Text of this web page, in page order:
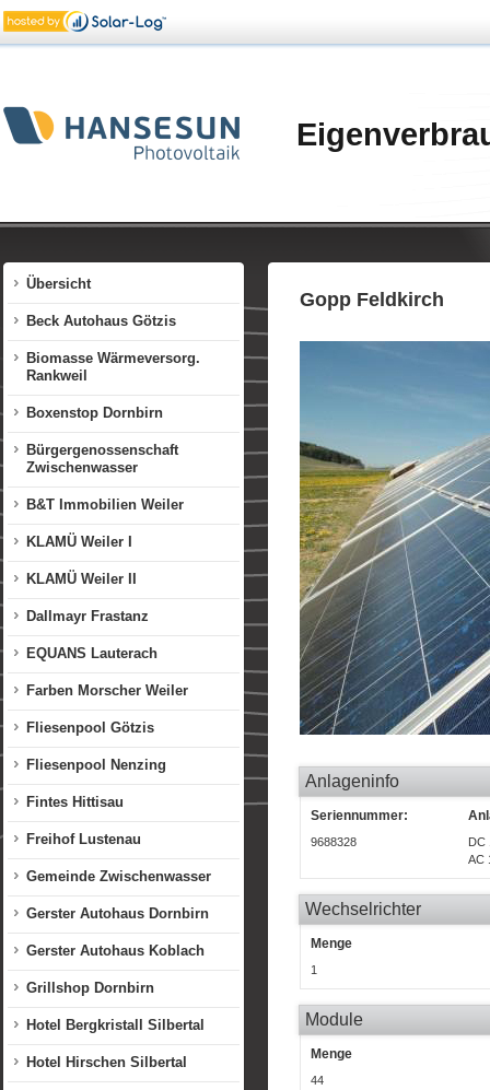
Übersicht
Beck Autohaus Götzis
Biomasse Wärmeversorg.
Rankweil
Boxenstop Dornbirn
Bürgergenossenschaft
Zwischenwasser
B&T Immobilien Weiler
KLAMÜ Weiler I
KLAMÜ Weiler II
Dallmayr Frastanz
EQUANS Lauterach
Farben Morscher Weiler
Fliesenpool Götzis
Fliesenpool Nenzing
Fintes Hittisau
Freihof Lustenau
Gemeinde Zwischenwasser
Gerster Autohaus Dornbirn
Gerster Autohaus Koblach
Grillshop Dornbirn
Hotel Bergkristall Silbertal
Hotel Hirschen Silbertal
Gopp Feldkirch
Anlageninfo
Seriennummer:
9688328
DC
AC
Wechselrichter
Menge
1
Module
Menge
44